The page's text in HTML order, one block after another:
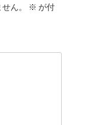
ん。 ※ が付